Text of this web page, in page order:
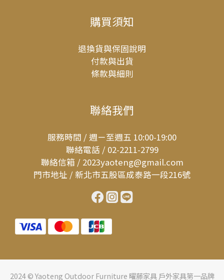
購買須知
退換貨與保固說明
付款與出貨
條款與細則
聯絡我們
服務時間 / 週ㄧ至週五 10:00-19:00
聯絡電話 / 02-2211-2799
聯絡信箱 / 2023yaoteng@gmail.com
門市地址 / 新北市五股區成泰路一段216號
2024 © Yaoteng Outdoor Furniture 曜藤家具 戶外家具第一品牌